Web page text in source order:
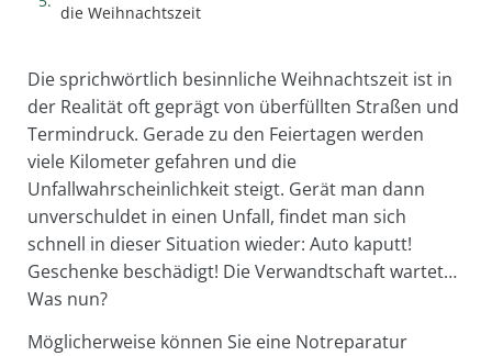
die Weihnachtszeit
Die sprichwörtlich besinnliche Weihnachtszeit ist in
der Realität oft geprägt von überfüllten Straßen und
Termindruck. Gerade zu den Feiertagen werden
viele Kilometer gefahren und die
Unfallwahrscheinlichkeit steigt. Gerät man dann
unverschuldet in einen Unfall, findet man sich
schnell in dieser Situation wieder: Auto kaputt!
Geschenke beschädigt! Die Verwandtschaft wartet…
Was nun?
Möglicherweise können Sie eine Notreparatur